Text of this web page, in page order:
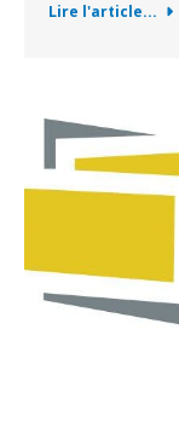
Lire l'article...